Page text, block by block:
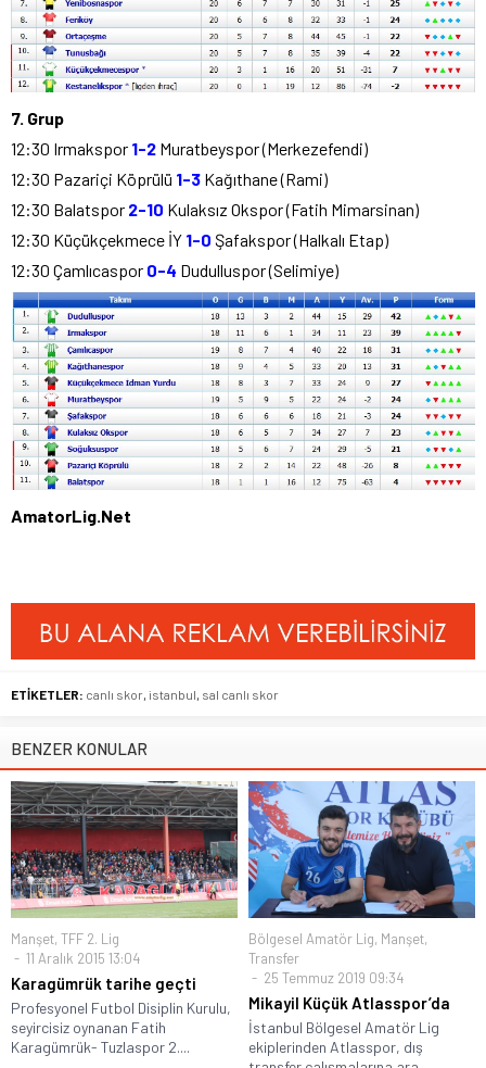
7. Grup
12:30 Irmakspor 1-2 Muratbeyspor (Merkezefendi)
12:30 Pazariçi Köprülü 1-3 Kağıthane (Rami)
12:30 Balatspor 2-10 Kulaksız Okspor (Fatih Mimarsinan)
12:30 Küçükçekmece İY 1-0 Şafakspor (Halkalı Etap)
12:30 Çamlıcaspor 0-4 Dudulluspor (Selimiye)
AmatorLig.Net
ETİKETLER: canlı skor, istanbul, sal canlı skor
BENZER KONULAR
Manşet, TFF 2. Lig
11 Aralık 2015 13:04
Karagümrük tarihe geçti
Profesyonel Futbol Disiplin Kurulu,
seyircisiz oynanan Fatih
Karagümrük- Tuzlaspor 2....
Bölgesel Amatör Lig, Manşet,
Transfer
25 Temmuz 2019 09:34
Mikayil Küçük Atlasspor’da
İstanbul Bölgesel Amatör Lig
ekiplerinden Atlasspor, dış